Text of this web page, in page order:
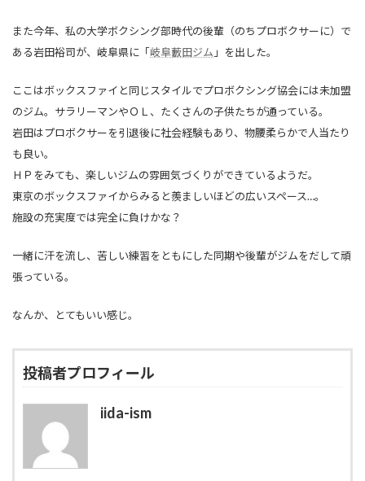
また今年、私の大学ボクシング部時代の後輩（のちプロボクサーに）で
ある岩田裕司が、岐阜県に「岐阜藪田ジム 」を出した。
ここはボックスファイと同じスタイルでプロボクシング協会には未加盟
のジム。サラリーマンやＯＬ、たくさんの子供たちが通っている。
岩田はプロボクサーを引退後に社会経験もあり、物腰柔らかで人当たり
も良い。
ＨＰをみても、楽しいジムの雰囲気づくりができているようだ。
東京のボックスファイからみると羨ましいほどの広いスペース…。
施設の充実度では完全に負けかな？
一緒に汗を流し、苦しい練習をともにした同期や後輩がジムをだして頑
張っている。
なんか、とてもいい感じ。
投稿者プロフィール
iida-ism